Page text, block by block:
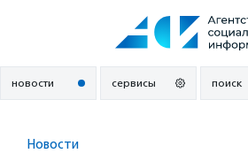
новости сервисы поиск
Новости